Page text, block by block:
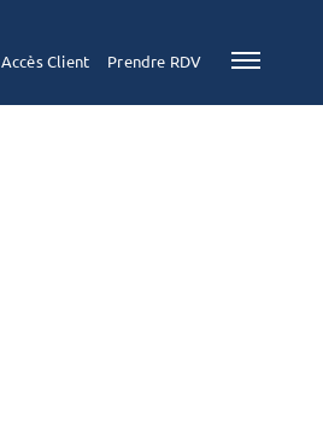
Accès Client Prendre RDV